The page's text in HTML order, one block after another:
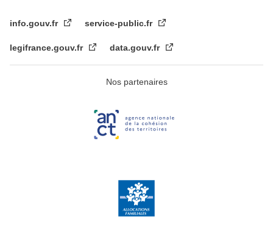
info.gouv.fr service-public.fr
legifrance.gouv.fr data.gouv.fr
Nos partenaires